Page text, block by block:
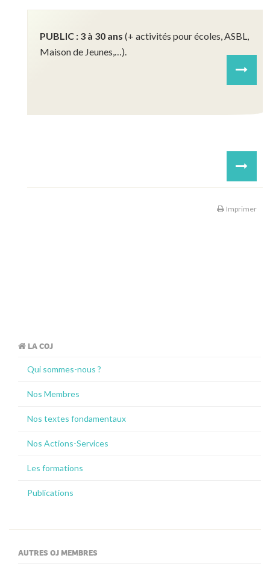
PUBLIC : 3 à 30 ans (+ activités pour écoles, ASBL,
Maison de Jeunes,…).
Next
Next
Imprimer
LA COJ
Qui sommes-nous ?
Nos Membres
Nos textes fondamentaux
Nos Actions-Services
Les formations
Publications
AUTRES OJ MEMBRES